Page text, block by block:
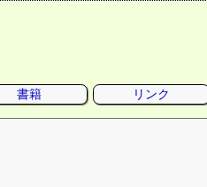
書籍 リンク